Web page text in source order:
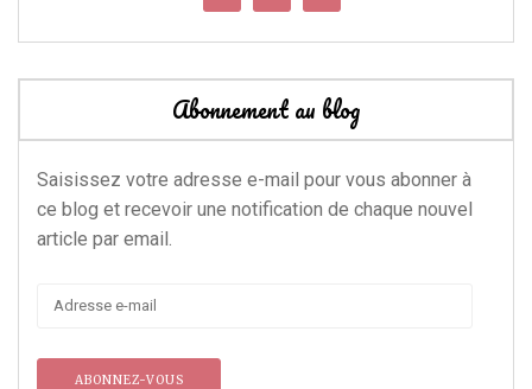
Abonnement au blog
Saisissez votre adresse e-mail pour vous abonner à
ce blog et recevoir une notification de chaque nouvel
article par email.
Adresse
mail